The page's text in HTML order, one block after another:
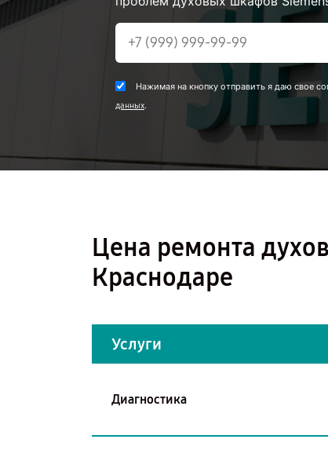
Нажимая на кнопку отправить я даю свое
данных.
Цена ремонта
Краснодаре
Услуги
Диагностика